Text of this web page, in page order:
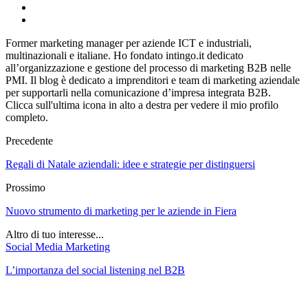
Former marketing manager per aziende ICT e industriali,
multinazionali e italiane. Ho fondato intingo.it dedicato
all’organizzazione e gestione del processo di marketing B2B nelle
PMI. Il blog è dedicato a imprenditori e team di marketing aziendale
per supportarli nella comunicazione d’impresa integrata B2B.
Clicca sull'ultima icona in alto a destra per vedere il mio profilo
completo.
Precedente
Regali di Natale aziendali: idee e strategie per distinguersi
Prossimo
Nuovo strumento di marketing per le aziende in Fiera
Altro di tuo interesse...
Social Media Marketing
L’importanza del social listening nel B2B